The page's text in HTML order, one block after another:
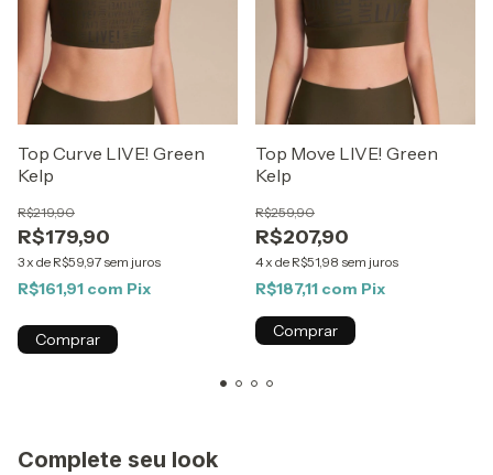
Top Curve LIVE! Green
Kelp
R$179,90
R$219,90
3 x de R$59,97 sem juros
R$161,91 com Pix
Comprar
Top Move LIVE! Green
Kelp
R$207,90
R$259,90
4 x de R$51,98 sem juros
R$187,11 com Pix
Comprar
Complete seu look